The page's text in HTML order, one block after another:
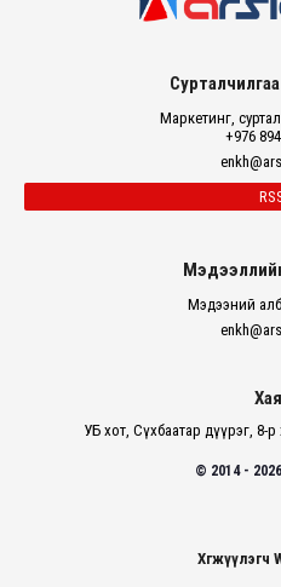
Маркетинг,
+976
Мэдээний
УБ хот, Сүхбаатар дүүрэг, 8-
© 2014 -
Хөгжүүлэгч